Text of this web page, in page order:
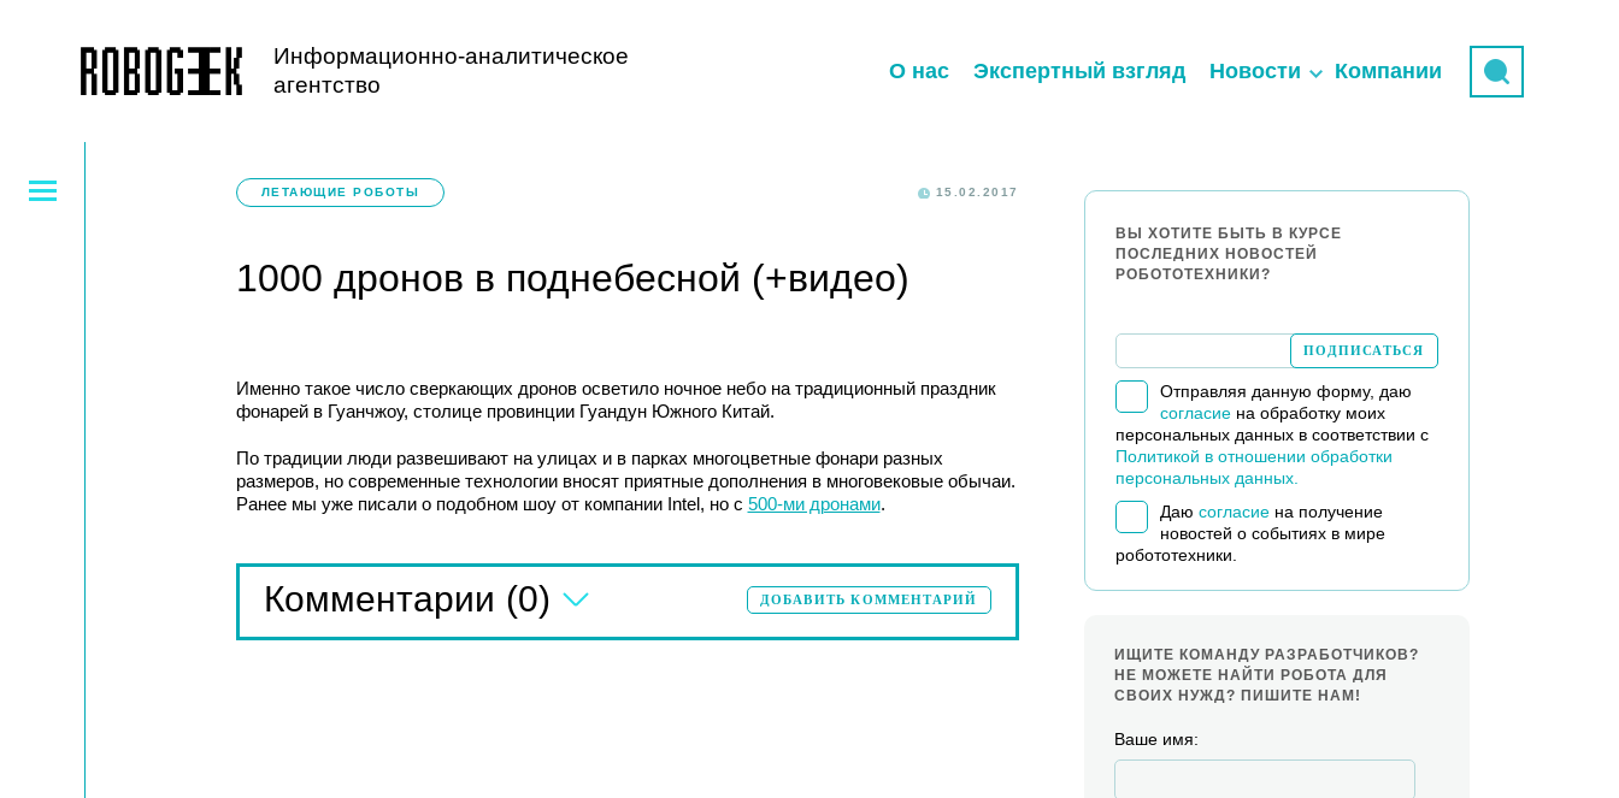
Информационно-аналитическое
агентство
О нас Экспертный взгляд Новости Компании
ЛЕТАЮЩИЕ РОБОТЫ 15.02.2017
1000 дронов в поднебесной (+видео)
Именно такое число сверкающих дронов осветило ночное небо на традиционный праздник
фонарей в Гуанчжоу, столице провинции Гуандун Южного Китай.
По традиции люди развешивают на улицах и в парках многоцветные фонари разных
размеров, но современные технологии вносят приятные дополнения в многовековые обычаи.
Ранее мы уже писали о подобном шоу от компании Intel, но с 500-ми дронами.
Комментарии (0) ДОБАВИТЬ КОММЕНТАРИЙ
ВЫ ХОТИТЕ БЫТЬ В КУРСЕ
ПОСЛЕДНИХ НОВОСТЕЙ
РОБОТОТЕХНИКИ?
Отправляя данную форму, даю
согласиена обработку моих
персональных данных в соответствии с
Политикой в отношении обработки
персональных данных.
Даю согласиена получение
новостей о событиях в мире
робототехники.
ИЩИТЕ КОМАНДУ РАЗРАБОТЧИКОВ?
НЕ МОЖЕТЕ НАЙТИ РОБОТА ДЛЯ
СВОИХ НУЖД? ПИШИТЕ НАМ!
Ваше имя: